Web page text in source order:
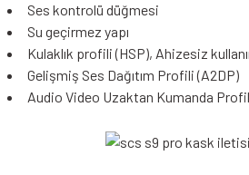
Ses kontrolü düğmesi
Su geçirmez yapı
Kulaklık profili (HSP), Ahizesiz
Gelişmiş Ses Dağıtım Profili (A2DP)
Audio Video Uzaktan Kumanda